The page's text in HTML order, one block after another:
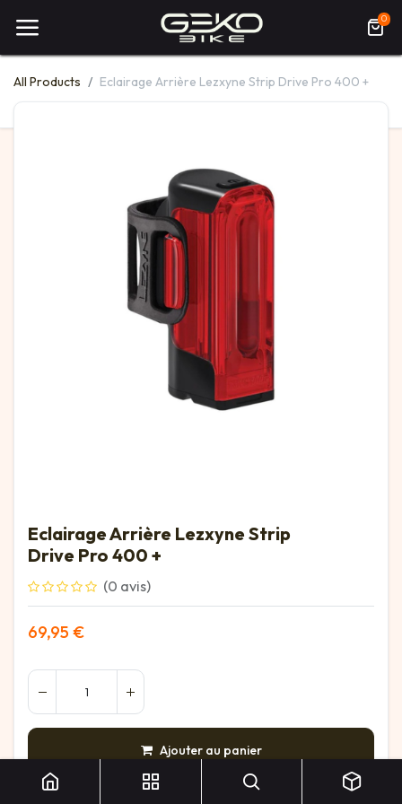
0
All Products Eclairage Arrière Lezxyne Strip Drive Pro 400 +
Eclairage Arrière Lezxyne Strip
Drive Pro 400 +
(0 avis)
69,95 €
Ajouter au panier